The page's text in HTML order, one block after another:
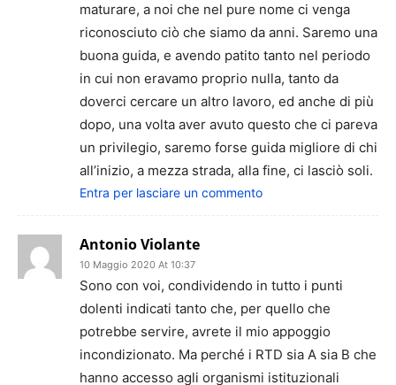
maturare, a noi che nel pure nome ci venga
riconosciuto ciò che siamo da anni. Saremo una
buona guida, e avendo patito tanto nel periodo
in cui non eravamo proprio nulla, tanto da
doverci cercare un altro lavoro, ed anche di più
dopo, una volta aver avuto questo che ci pareva
un privilegio, saremo forse guida migliore di chi
all’inizio, a mezza strada, alla fine, ci lasciò soli.
Entra per lasciare un commento
Antonio Violante
10 Maggio 2020 At 10:37
Sono con voi, condividendo in tutto i punti
dolenti indicati tanto che, per quello che
potrebbe servire, avrete il mio appoggio
incondizionato. Ma perché i RTD sia A sia B che
hanno accesso agli organismi istituzionali